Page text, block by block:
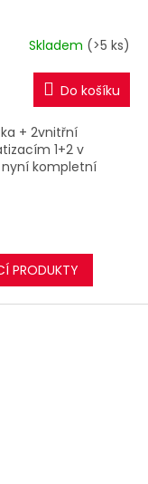
R
M
A
Skladem (>5 ks)
Do košíku
+ 2vnitřní
1+2 v
kompletní
PRODUKTY